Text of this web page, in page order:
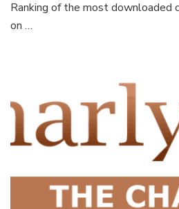
Ranking of the most downloaded
on …